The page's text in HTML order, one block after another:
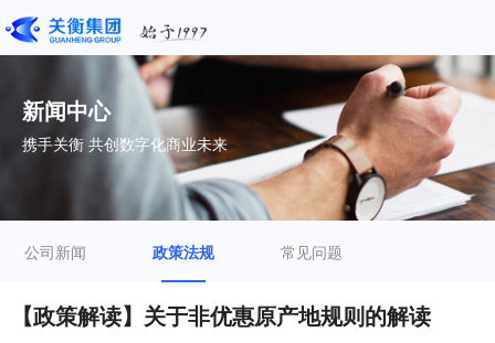
新闻中心
携手关衡 共创数字化商业未来
公司新闻 政策法规 常见问题
【政策解读】关于非优惠原产地规则的解读